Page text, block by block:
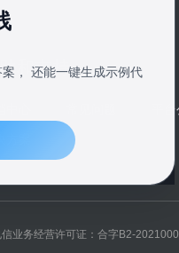
， 还能一键生成示例代
和支持
平
方案
业务经营许可证：合字B2-